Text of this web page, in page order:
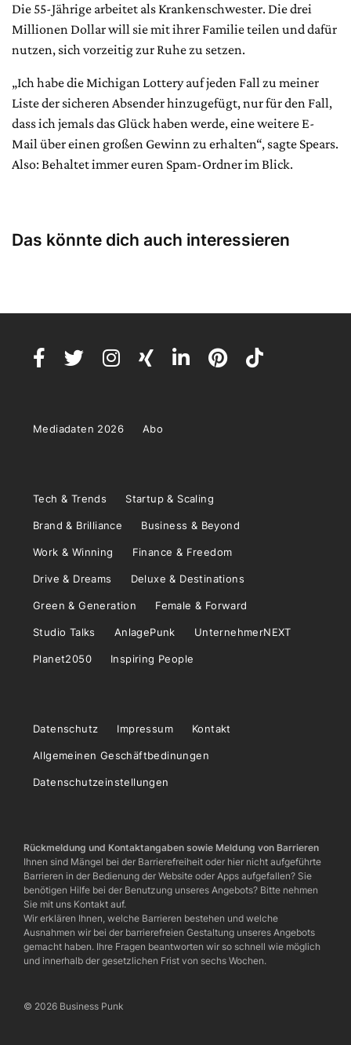
Die 55-Jährige arbeitet als Krankenschwester. Die drei
Millionen Dollar will sie mit ihrer Familie teilen und dafür
nutzen, sich vorzeitig zur Ruhe zu setzen.
„Ich habe die Michigan Lottery auf jeden Fall zu meiner
Liste der sicheren Absender hinzugefügt, nur für den Fall,
dass ich jemals das Glück haben werde, eine weitere E-
Mail über einen großen Gewinn zu erhalten“, sagte Spears.
Also: Behaltet immer euren Spam-Ordner im Blick.
Das könnte dich auch interessieren
Mediadaten 2026 Abo
Tech & Trends Startup & Scaling
Brand & Brilliance Business & Beyond
Work & Winning Finance & Freedom
Drive & Dreams Deluxe & Destinations
Green & Generation Female & Forward
Studio Talks AnlagePunk UnternehmerNEXT
Planet2050 Inspiring People
Datenschutz Impressum Kontakt
Allgemeinen Geschäftbedinungen
Datenschutzeinstellungen
Rückmeldung und Kontaktangaben sowie Meldung von Barrieren
Ihnen sind Mängel bei der Barrierefreiheit oder hier nicht aufgeführte
Barrieren in der Bedienung der Website oder Apps aufgefallen? Sie
benötigen Hilfe bei der Benutzung unseres Angebots? Bitte nehmen
Sie mit uns Kontakt auf.
Wir erklären Ihnen, welche Barrieren bestehen und welche
Ausnahmen wir bei der barrierefreien Gestaltung unseres Angebots
gemacht haben. Ihre Fragen beantworten wir so schnell wie möglich
und innerhalb der gesetzlichen Frist von sechs Wochen.
© 2026 Business Punk